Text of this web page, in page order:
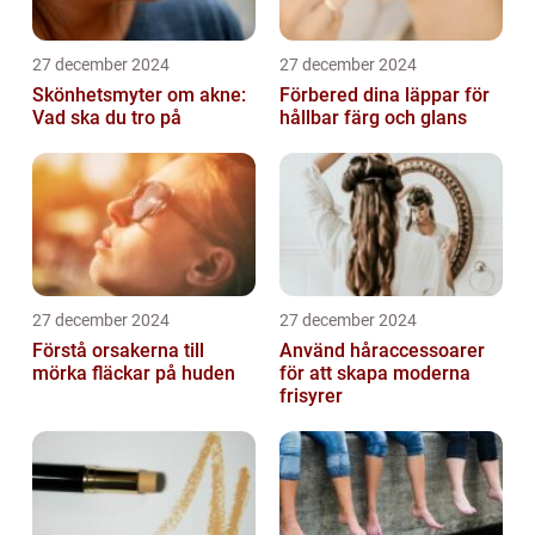
27 december 2024
Skönhetsmyter om akne:
Vad ska du tro på
27 december 2024
Förbered dina läppar för
hållbar färg och glans
27 december 2024
Förstå orsakerna till
mörka fläckar på huden
27 december 2024
Använd håraccessoarer
för att skapa moderna
frisyrer